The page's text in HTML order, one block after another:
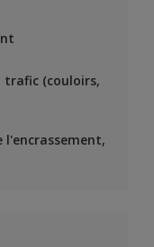
trafic (couloirs,